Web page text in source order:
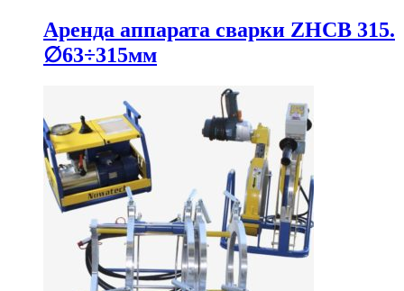
Аренда аппарата сварки ZHCB 315.
∅63÷315мм